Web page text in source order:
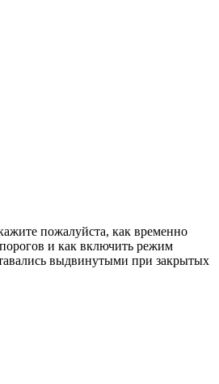
пожалуйста, как временно
и как включить режим
выдвинутыми при закрытых